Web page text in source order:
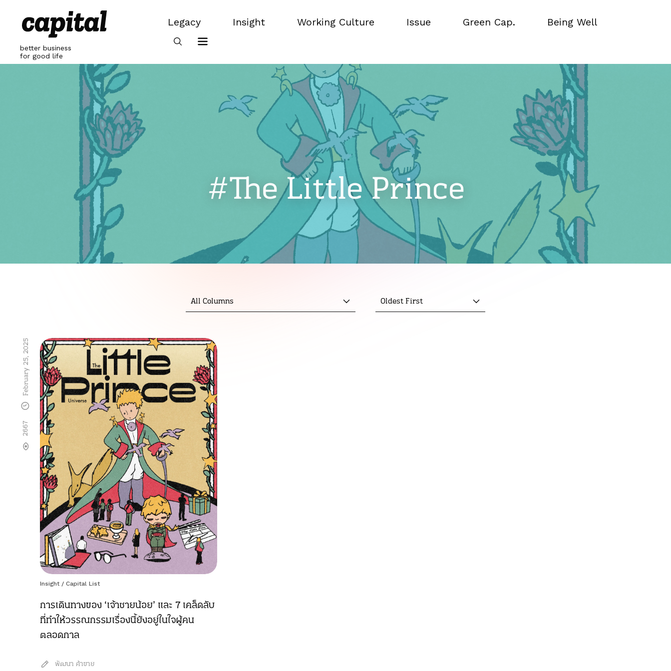
content
better business
for good life
Legacy
Legacy
Insight
Working Culture
Issue
Green Cap.
Being Well
#The Little Prince
All Columns Oldest First
Insight / Capital List
การเดินทางของ ‘เจ้าชายน้อย’ และ 7 เคล็ดลับ
ที่ทำให้วรรณกรรมเรื่องนี้ยังอยู่ในใจผู้คน
ตลอดกาล
พัฒนา ค้าขาย
2667
February 25, 2025